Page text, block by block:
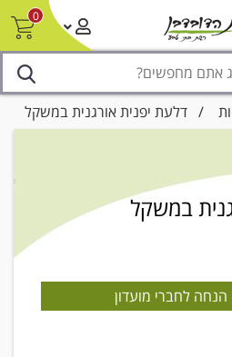
0
צור קשר/ביטול הזמנה
/ דלעת יפנית אורגנית במשקל
במשקל